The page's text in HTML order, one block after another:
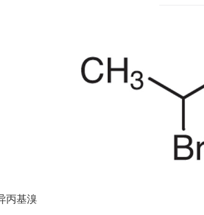
丙基溴